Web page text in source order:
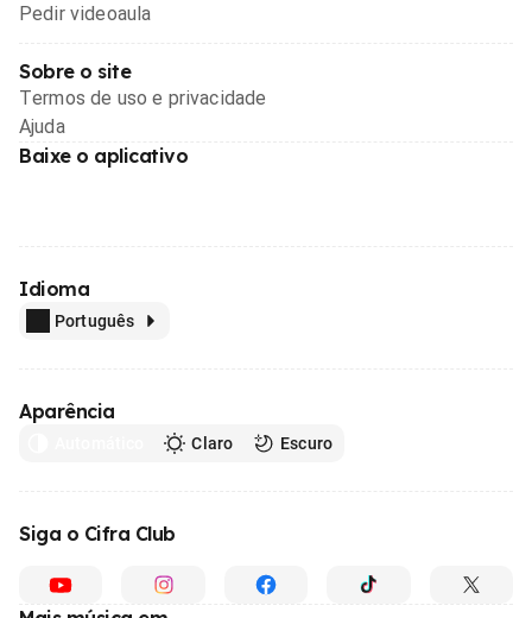
Pedir videoaula
Sobre o site
Termos de uso e privacidade
Ajuda
Baixe o aplicativo
Idioma
Português
Aparência
Claro Escuro
Siga o Cifra Club